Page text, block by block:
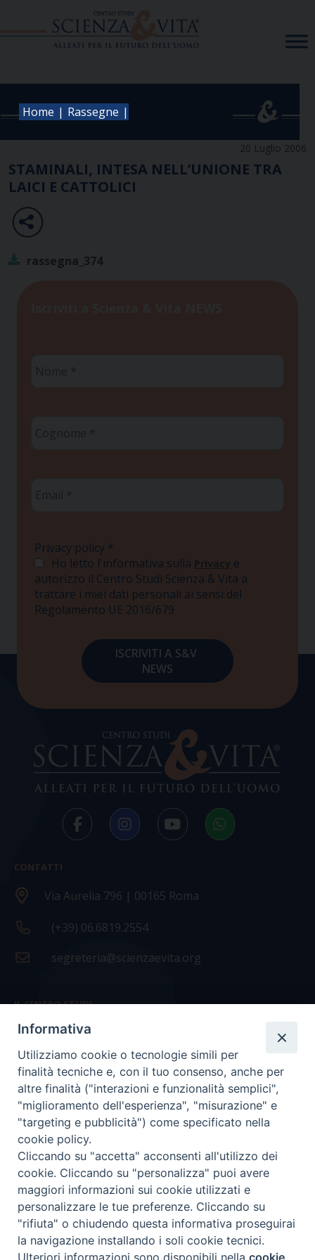
Home | Rassegne |
20 Luglio 2006
STAMINALI, INTESA NELL’UNIONE TRA
LAICI E CATTOLICI
rassegna_374
Privacy policy *
Ho letto l'informativa sulla Privacy e
autorizzo il Centro Studi Scienza & Vita a
trattare i miei dati personali ai sensi del
Regolamento UE 2016/679
CONTATTI
Via Aurelia 796 | 00165 Roma
(+39) 06.6819.2554
segreteria@scienzaevita.org
IL CENTRO STUDI
La nostra storia
Statuto
Presidenza e ufficio presidenza
Consiglio scientifico
Coordinamento nazionale
COPYRIGHT Scienza & Vita - C.F96600690588- Tutti i
diritti -Privacy- Credits
Informativa
Utilizziamo cookie o tecnologie simili per
finalità tecniche e, con il tuo consenso, anche per
altre finalità ("interazioni e funzionalità semplici",
"miglioramento dell'esperienza", "misurazione" e
"targeting e pubblicità") come specificato nella
cookie policy.
Cliccando su "accetta" acconsenti all'utilizzo dei
cookie. Cliccando su "personalizza" puoi avere
maggiori informazioni sui cookie utilizzati e
personalizzare le tue preferenze. Cliccando su
"rifiuta" o chiudendo questa informativa proseguirai
la navigazione installando i soli cookie tecnici.